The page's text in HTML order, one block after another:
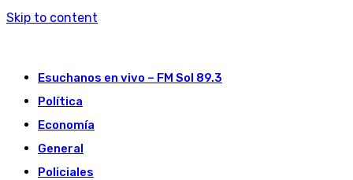
Skip to content
Esuchanos en vivo – FM Sol 89.3
Política
Economía
General
Policiales